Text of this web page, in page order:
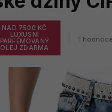
NAD 7500 KČ
LUXUSNÍ
PARFÉMOVANÝ
OLEJ ZDARMA
5,0
z
5
1